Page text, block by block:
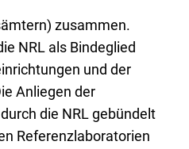
zusammen.
NRL als Bindeglied
und der
Anliegen der
die NRL gebündelt
Referenzlaboratorien